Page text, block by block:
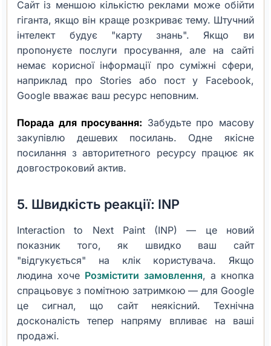
Сайт із меншою кількістю реклами може обійти
гіганта, якщо він краще розкриває тему. Штучний
інтелект будує "карту знань". Якщо ви
пропонуєте послуги просування, але на сайті
немає корисної інформації про суміжні сфери,
наприклад про Stories або пост у Facebook,
Google вважає ваш ресурс неповним.
Порада для просування: Забудьте про масову
закупівлю дешевих посилань. Одне якісне
посилання з авторитетного ресурсу працює як
довгостроковий актив.
5. Швидкість реакції: INP
Interaction to Next Paint (INP) — це новий
показник того, як швидко ваш сайт
"відгукується" на клік користувача. Якщо
людина хоче Розмістити замовлення, а кнопка
спрацьовує з помітною затримкою — для Google
це сигнал, що сайт неякісний. Технічна
досконалість тепер напряму впливає на ваші
продажі.